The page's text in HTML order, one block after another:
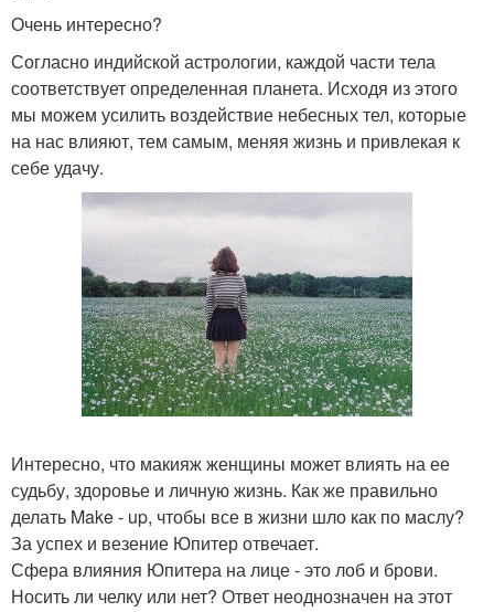
Очень интересно?
Согласно индийской астрологии, каждой части тела
соответствует определенная планета. Исходя из этого
мы можем усилить воздействие небесных тел, которые
на нас влияют, тем самым, меняя жизнь и привлекая к
себе удачу.
Интересно, что макияж женщины может влиять на ее
судьбу, здоровье и личную жизнь. Как же правильно
делать Make - up, чтобы все в жизни шло как по маслу?
За успех и везение Юпитер отвечает.
Сфера влияния Юпитера на лице - это лоб и брови.
Носить ли челку или нет? Ответ неоднозначен на этот